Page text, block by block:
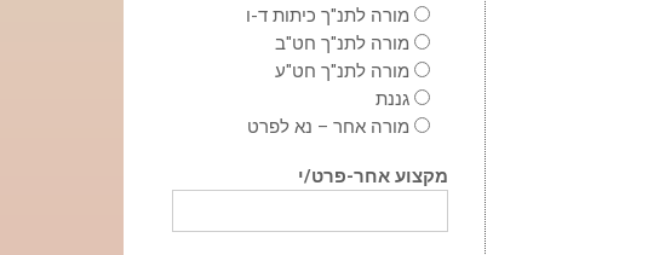
מורה לתנ"ך כיתות ד-ו
מורה לתנ"ך חט"ב
מורה לתנ"ך חט"ע
גננת
מורה אחר – נא לפרט
מקצוע אחר-פרט/י